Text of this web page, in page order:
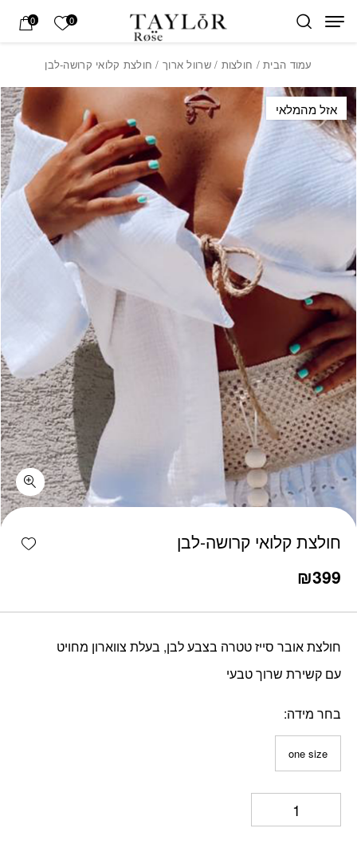
Skip to Content
0 הרשימה
0
עמוד הבית/ חולצות /שרוול ארוך / חולצת קלואי קרושה-לבן
חולצת קלואי קרושה-לבן
₪399
חולצת אובר סייז טטרה בצבע לבן, בעלת צווארון מחויט
עם קשירת שרוך טבעי
בחר מידה
one size
כמות חולצת קלואי קרושה-לבן
אזל מהמלאי
בחזרה למעלה